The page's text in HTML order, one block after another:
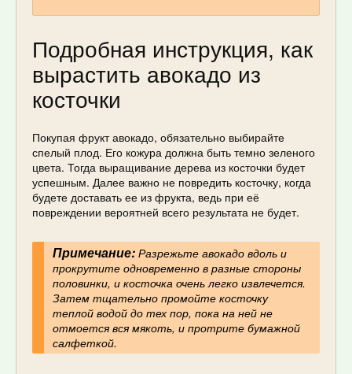
Подробная инструкция, как
вырастить авокадо из
косточки
Покупая фрукт авокадо, обязательно выбирайте
спелый плод. Его кожура должна быть темно зеленого
цвета. Тогда выращивание дерева из косточки будет
успешным. Далее важно не повредить косточку, когда
будете доставать ее из фрукта, ведь при её
повреждении вероятней всего результата не будет.
Примечание:Разрежьте авокадо вдоль и
прокрутите одновременно в разные стороны
половинки, и косточка очень легко извлечется.
Затем тщательно промойте косточку
теплой водой до тех пор, пока на ней не
отмоется вся мякоть, и протрите бумажной
салфеткой.